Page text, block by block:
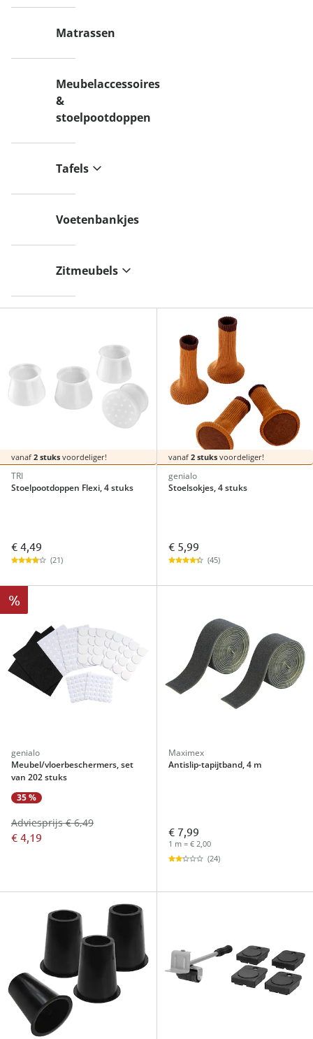
Matrassen
Meubelaccessoires
&
stoelpootdoppen
Tafels
Voetenbankjes
Zitmeubels
vanaf 2 stuks voordeliger!
TRI
Stoelpootdoppen Flexi, 4 stuks
€ 4,49
(21)
vanaf 2 stuksvoordeliger!
genialo
Stoelsokjes, 4 stuks
€ 5,99
(45)
%
genialo
Meubel/vloerbeschermers, set
van 202 stuks
35 %
€ 4,19
Adviesprijs € 6,49
Maximex
Antislip-tapijtband, 4 m
€ 7,99
1 m = € 2,00
(24)